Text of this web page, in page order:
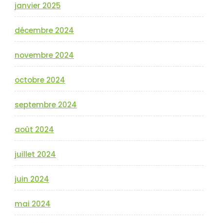
janvier 2025
décembre 2024
novembre 2024
octobre 2024
septembre 2024
août 2024
juillet 2024
juin 2024
mai 2024